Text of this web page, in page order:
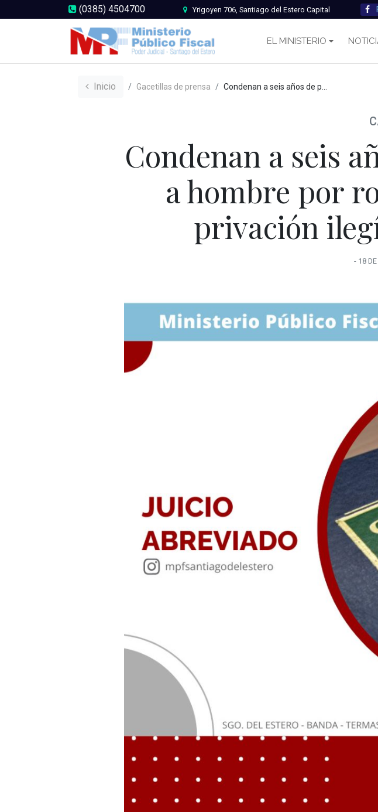
(0385) 4504700 Yrigoyen 706, Santiago del Estero Capital
EL MINISTERIO
Inicio Gacetillas de prensa Condenan a seis años de prisión efectiva a hombre por robo, abuso sexual y privación ilegítima de libertad
Condenan a seis
a hombre por
privación
- 18